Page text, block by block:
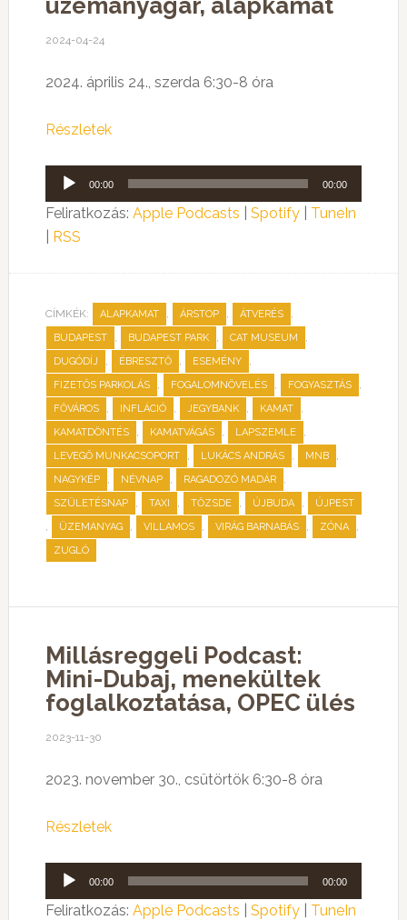
üzemanyagár, alapkamat
2024-04-24
2024. április 24., szerda 6:30-8 óra
Részletek
Audió
lejátszó
00:00 00:00
Feliratkozás: Apple Podcasts Spotify| TuneIn
RSS
CÍMKÉK: ALAPKAMAT , ÁRSTOP , ÁTVERÉS ,
BUDAPEST , BUDAPEST PARK , CAT MUSEUM ,
DUGÓDÍJ , ÉBRESZTŐ , ESEMÉNY ,
FIZETŐS PARKOLÁS , FOGALOMNÖVELÉS , FOGYASZTÁS ,
FŐVÁROS , INFLÁCIÓ , JEGYBANK , KAMAT ,
KAMATDÖNTÉS , KAMATVÁGÁS , LAPSZEMLE ,
LEVEGŐ MUNKACSOPORT , LUKÁCS ANDRÁS , MNB ,
NAGYKÉP , NÉVNAP , RAGADOZÓ MADÁR ,
SZÜLETÉSNAP , TAXI , TŐZSDE , ÚJBUDA , ÚJPEST
, ÜZEMANYAG , VILLAMOS , VIRÁG BARNABÁS , ZÓNA ,
ZUGLÓ
Millásreggeli Podcast:
Mini-Dubaj, menekültek
foglalkoztatása, OPEC ülés
2023-11-30
2023. november 30., csütörtök 6:30-8 óra
Részletek
Audió
lejátszó
00:00 00:00
Feliratkozás: Apple Podcasts Spotify| TuneIn